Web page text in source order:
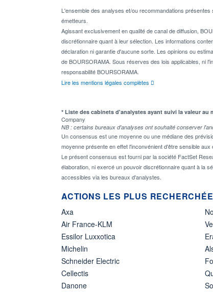
L'ensemble des analyses et/ou recommandations
émetteurs.
Agissant exclusivement en qualité de canal de diffusion,
discrétionnaire quant à leur sélection. Les informations
déclaration ni garantie d'aucune sorte. Les opinions ou
de BOURSORAMA. Sous réserves des lois applicables, ni
responsabilité BOURSORAMA.
Lire les mentions légales complètes
* Liste des cabinets d'analystes ayant suivi la valeur au
Company
NB : certains bureaux d'analyses ont souhaité conserver
Un consensus est une moyenne ou une médiane des
moyenne présente en effet l'inconvénient d'être sensible
Le présent consensus est fourni par la société FactSet
élaboration, ni exercé un pouvoir discrétionnaire quant à la
accessibles via les bureaux d'analystes.
ACTIONS LES PLUS
Axa
Air France-KLM
Essilor Luxxotica
Michelin
Schneider Electric
Cellectis
Danone